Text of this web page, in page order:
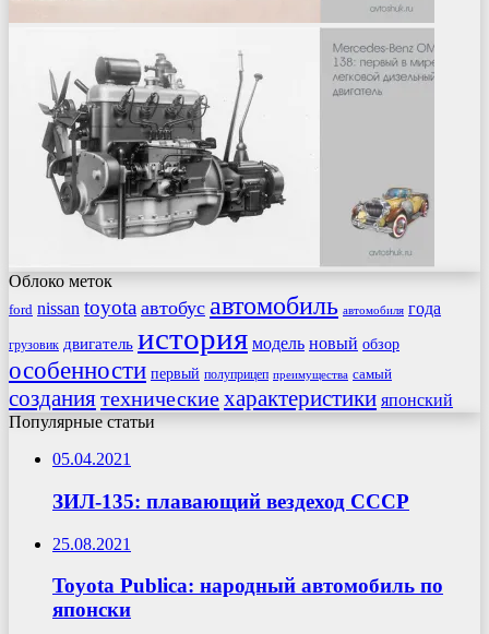
Облоко меток
ford nissan toyota автобус автомобиль автомобиля года
грузовик двигатель история модель новый обзор
особенности первый полуприцеп преимущества самый
созданиятехническиехарактеристики японский
Популярные статьи
05.04.2021
ЗИЛ-135: плавающий вездеход СССР
25.08.2021
Toyota Publica: народный автомобиль по
японски